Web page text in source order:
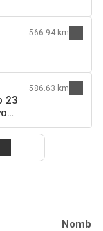
566.94 km
23
586.63 km
Nombre